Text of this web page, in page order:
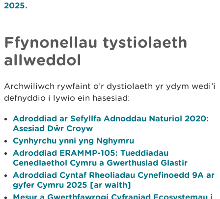
2025.
Ffynonellau tystiolaeth
allweddol
Archwiliwch rywfaint o’r dystiolaeth yr ydym wedi’i
defnyddio i lywio ein hasesiad:
Adroddiad ar Sefyllfa Adnoddau Naturiol 2020:
Asesiad Dŵr Croyw
Cynhyrchu ynni yng Nghymru
Adroddiad ERAMMP-105: Tueddiadau
Cenedlaethol Cymru a Gwerthusiad Glastir
Adroddiad Cyntaf Rheoliadau Cynefinoedd 9A ar
gyfer Cymru 2025 [ar waith]
Mesur a Gwerthfawrogi Cyfraniad Ecosystemau i